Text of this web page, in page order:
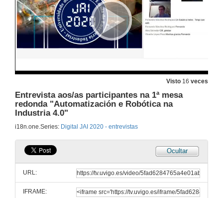
Visto 16 veces
Entrevista aos/as participantes na 1ª mesa
redonda "Automatización e Robótica na
Industria 4.0"
i18n.one.Series: Digital JAI 2020 - entrevistas
Ocultar
URL:
IFRAME:
12 de nov. de 2020
12 de nov. de 2020
Entrevista a D. Xavier Cardeña (HMS NETWORKS)
12 de nov. de 2020